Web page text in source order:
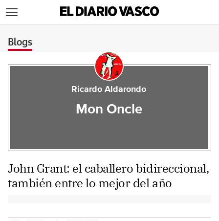
Blogs
Ricardo Aldarondo
Mon Oncle
John Grant: el caballero bidireccional,
también entre lo mejor del año